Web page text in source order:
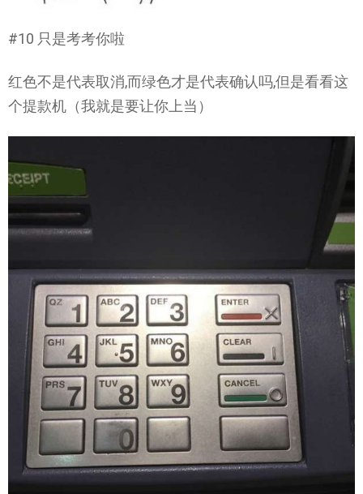
#10 只是考考你啦
红色不是代表取消,而绿色才是代表确认吗,但是看看这
个提款机（我就是要让你上当）